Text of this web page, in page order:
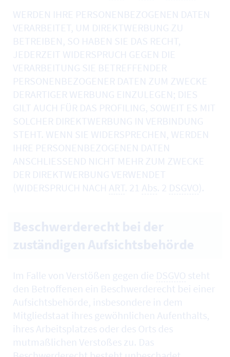
WERDEN IHRE PERSONENBEZOGENEN DATEN
VERARBEITET, UM DIREKTWERBUNG ZU
BETREIBEN, SO HABEN SIE DAS RECHT,
JEDERZEIT WIDERSPRUCH GEGEN DIE
VERARBEITUNG SIE BETREFFENDER
PERSONENBEZOGENER DATEN ZUM ZWECKE
DERARTIGER WERBUNG EINZULEGEN; DIES
GILT AUCH FÜR DAS PROFILING, SOWEIT ES MIT
SOLCHER DIREKTWERBUNG IN VERBINDUNG
STEHT. WENN SIE WIDERSPRECHEN, WERDEN
IHRE PERSONENBEZOGENEN DATEN
ANSCHLIESSEND NICHT MEHR ZUM ZWECKE
DER DIREKTWERBUNG VERWENDET
(WIDERSPRUCH NACH ART. 21 Abs. 2 DSGVO).
Im Falle von Verstößen gegen die DSGVO steht
den Betroffenen ein Beschwerderecht bei einer
Aufsichtsbehörde, insbesondere in dem
Mitgliedstaat ihres gewöhnlichen Aufenthalts,
ihres Arbeitsplatzes oder des Orts des
mutmaßlichen Verstoßes zu. Das